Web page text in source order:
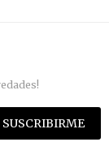
SUSCRIBIRME